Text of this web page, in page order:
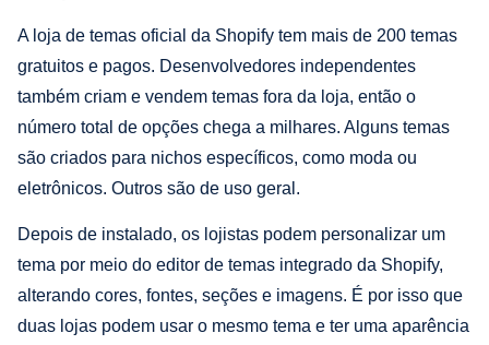
A loja de temas oficial da Shopify tem mais de 200 temas
gratuitos e pagos. Desenvolvedores independentes
também criam e vendem temas fora da loja, então o
número total de opções chega a milhares. Alguns temas
são criados para nichos específicos, como moda ou
eletrônicos. Outros são de uso geral.
Depois de instalado, os lojistas podem personalizar um
tema por meio do editor de temas integrado da Shopify,
alterando cores, fontes, seções e imagens. É por isso que
duas lojas podem usar o mesmo tema e ter uma aparência